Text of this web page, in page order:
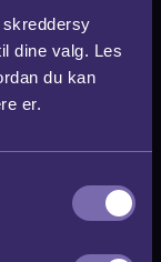
dine valg. Les
du kan
er.